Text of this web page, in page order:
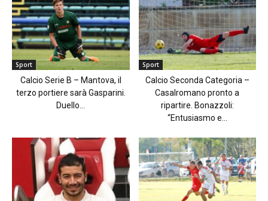
Sport
Calcio Serie B – Mantova, il
terzo portiere sarà Gasparini.
Duello...
Sport
Calcio Seconda Categoria –
Casalromano pronto a
ripartire. Bonazzoli:
“Entusiasmo e...